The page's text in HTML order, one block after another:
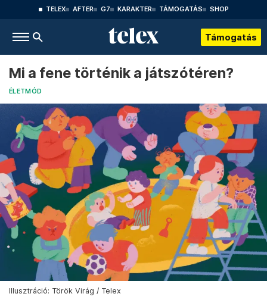
TELEX AFTER G7 KARAKTER TÁMOGATÁS SHOP
Támogatás
Mi a fene történik a játszótéren?
ÉLETMÓD
Illusztráció: Török Virág / Telex